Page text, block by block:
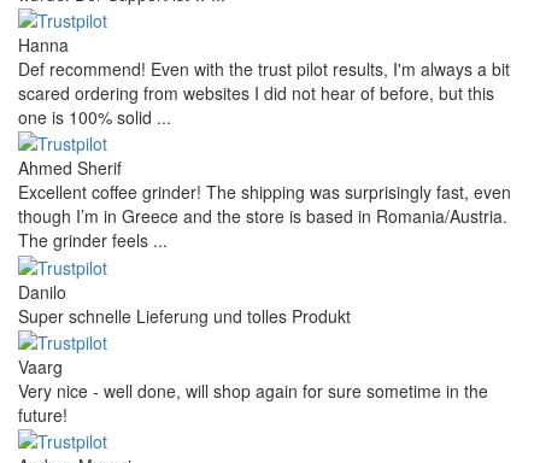
Einkauf geprüft von unseren Kunden
Reviews 79 • Excellent
Andres
I bought a cafelat robot, the delivery was really fast and the
products were in great conditions. I will be buying again. The
shipping to Switzerland ...
Mihaylovich
perfect all product,company,delivery, thanks recomended
Nerijus
Excellent store! Friendly and professional communication, fast
shipping, and the item arrived well packaged. The whole
purchasing experience was smoot ...